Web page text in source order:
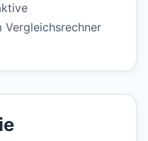
Vergleichsrechner